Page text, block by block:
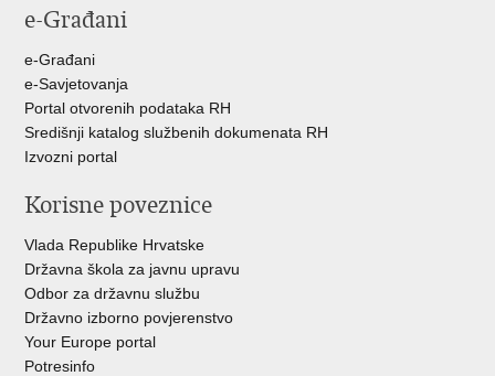
FacebookuTwitteru
e-Građani
e-Građani
e-Savjetovanja
Portal otvorenih podataka RH
Središnji katalog službenih dokumenata RH
Izvozni portal
Korisne poveznice
Vlada Republike Hrvatske
Državna škola za javnu upravu
Odbor za državnu službu
Državno izborno povjerenstvo
Your Europe portal
Potresinfo